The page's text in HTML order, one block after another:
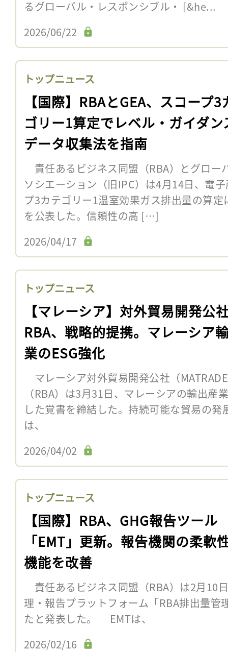
るグローバル・レスポンシブル・ [&he...
2026/06/22
トップニュース
【国際】RBAとGEA、スコープ3
ゴリー1算定でレベル・ガイダン
データ収集法を指南
責任あるビジネス同盟（RBA）とグロー
ソシエーション（旧IPC）は4月14日、電
プ3カテゴリー1温室効果ガス排出量の算
を公表した。信頼性の高 […]
2026/04/17
トップニュース
【マレーシア】対外貿易開発公
RBA、戦略的提携。マレーシア
業のESG強化
マレーシア対外貿易開発公社（
（RBA）は3月31日、マレーシアの輸出産
した覚書を締結した。持続可能な貿易の
は、
2026/04/02
トップニュース
【国際】RBA、GHG報告ツール
「EMT」更新。報告機関の柔軟
機能を改善
責任あるビジネス同盟（RBA）は2月10
理・報告プラットフォーム「RBA排出量管
たと発表した。 EMTは、
2026/02/16